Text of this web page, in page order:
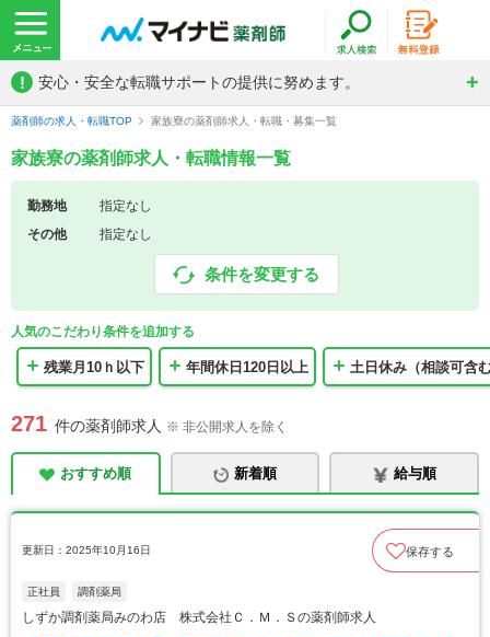
! 安心・安全な転職サポートの提供に努めます。
薬剤師の求人・転職TOP 家族寮の薬剤師求人・転職・募集一覧
家族寮の薬剤師求人・転職情報一覧
勤務地
指定なし
その他
指定なし
条件を変更する
人気のこだわり条件を追加する
残業月10ｈ以下 年間休日120日以上 土日休み（相談可含
271 件の薬剤師求人 ※ 非公開求人を除く
おすすめ順 新着順 給与順
更新日：2025年10月16日 保存する
正社員 調剤薬局
しずか調剤薬局みのわ店 株式会社Ｃ．Ｍ．Ｓの薬剤師求人